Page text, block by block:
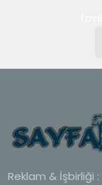
Reklam & İşbirliği :